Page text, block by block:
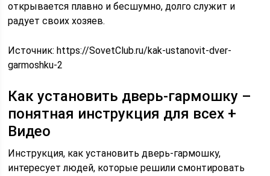
открывается плавно и бесшумно, долго служит и
радует своих хозяев.
Источник:https://SovetClub.ru/kak-ustanovit-dver-
garmoshku-2
Как установить дверь-гармошку –
понятная инструкция для всех +
Видео
Инструкция, как установить дверь-гармошку,
интересует людей, которые решили смонтировать